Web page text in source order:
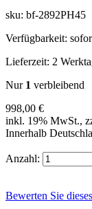
sku: bf-2892PH45
Verfügbarkeit:
Lieferzeit: 2
Nur 1 verbleibend
998,00 €
inkl. 19% MwSt.,
Innerhalb
Anzahl:
Bewerten Sie